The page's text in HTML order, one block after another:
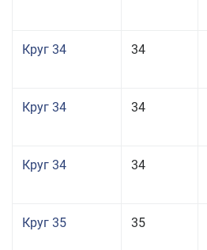
Круг 34 34
Круг 34 34
Круг 34 34
Круг 35 35